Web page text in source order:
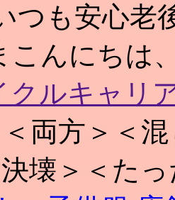
つも安心老
こんにちは
クルキャリ
両方＞＜
決壊＞＜た